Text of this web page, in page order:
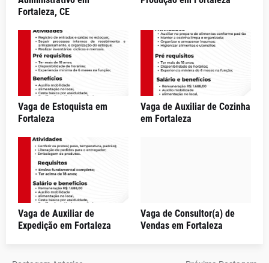
Fortaleza, CE
Vaga de Estoquista em
Fortaleza
Vaga de Auxiliar de Cozinha
em Fortaleza
Vaga de Auxiliar de
Expedição em Fortaleza
Vaga de Consultor(a) de
Vendas em Fortaleza